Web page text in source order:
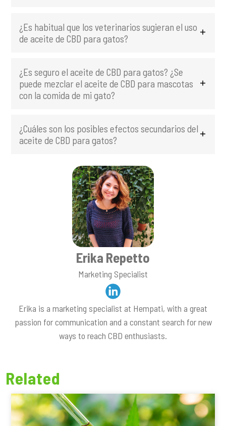
¿Es habitual que los veterinarios sugieran el uso
de aceite de CBD para gatos?
¿Es seguro el aceite de CBD para gatos? ¿Se
puede mezclar el aceite de CBD para mascotas
con la comida de mi gato?
¿Cuáles son los posibles efectos secundarios del
aceite de CBD para gatos?
Erika Repetto
Marketing Specialist
Erika is a marketing specialist at Hempati, with a great
passion for communication and a constant search for new
ways to reach CBD enthusiasts.
Related